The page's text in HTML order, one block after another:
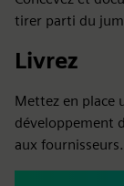
tirer parti du
Livrez
Mettez en place
développement
aux fournisseurs.